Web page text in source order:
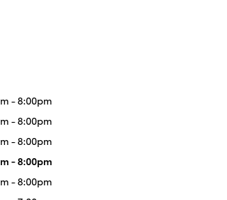
- 8:00pm
- 8:00pm
- 8:00pm
- 8:00pm
- 8:00pm